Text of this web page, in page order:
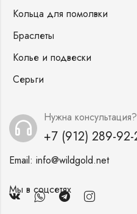
Кольца для помолвки
Браслеты
Колье и подвески
Серьги
Нужна консультация?
+7 (912) 289-
Email: info@wildgold.net
Мы в соцсетях